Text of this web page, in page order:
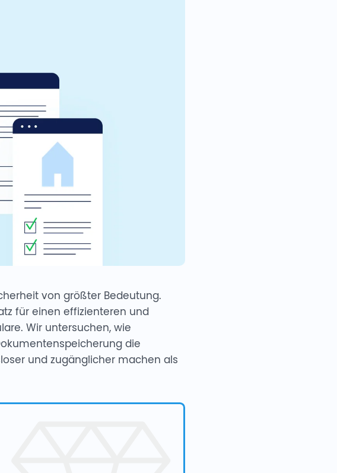
von größter Bedeutung.
für einen effizienteren und
Wir untersuchen, wie
die
und zugänglicher machen als